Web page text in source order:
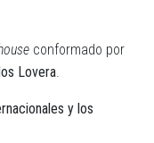
conformado por
Lovera.
y los